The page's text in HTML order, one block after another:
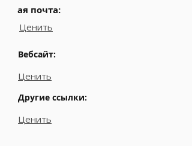
ая почта:
Ценить
Вебсайт:
Ценить
Другие ссылки:
Ценить